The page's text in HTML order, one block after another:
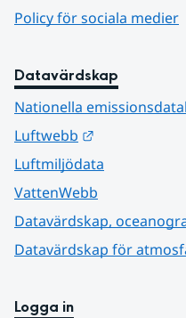
Policy för sociala medier
Datavärdskap
Nationella
Luftwebb
Luftmiljödata
VattenWebb
Datavärdskap,
Datavärdskap för
Logga in